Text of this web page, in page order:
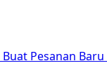
Buat Pesanan Baru